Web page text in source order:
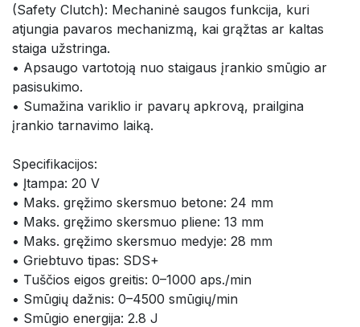
(Safety Clutch): Mechaninė saugos funkcija, kuri
atjungia pavaros mechanizmą, kai grąžtas ar kaltas
staiga užstringa.
• Apsaugo vartotoją nuo staigaus įrankio smūgio ar
pasisukimo.
• Sumažina variklio ir pavarų apkrovą, prailgina
įrankio tarnavimo laiką.
Specifikacijos:
• Įtampa: 20 V
• Maks. gręžimo skersmuo betone: 24 mm
• Maks. gręžimo skersmuo pliene: 13 mm
• Maks. gręžimo skersmuo medyje: 28 mm
• Griebtuvo tipas: SDS+
• Tuščios eigos greitis: 0–1000 aps./min
• Smūgių dažnis: 0–4500 smūgių/min
• Smūgio energija: 2.8 J